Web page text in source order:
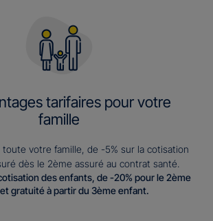
tarifaires pour votre
famille
toute votre famille, de -5% sur la cotisation
dès le 2ème assuré au contrat santé.
des enfants, de -20% pour le 2ème
gratuité à partir du 3ème enfant.